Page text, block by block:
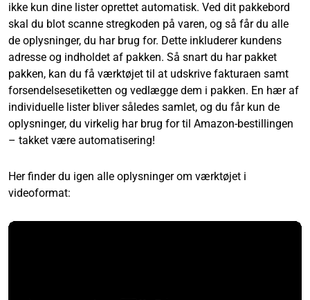
ikke kun dine lister oprettet automatisk. Ved dit pakkebord
skal du blot scanne stregkoden på varen, og så får du alle
de oplysninger, du har brug for. Dette inkluderer kundens
adresse og indholdet af pakken. Så snart du har pakket
pakken, kan du få værktøjet til at udskrive fakturaen samt
forsendelsesetiketten og vedlægge dem i pakken. En hær af
individuelle lister bliver således samlet, og du får kun de
oplysninger, du virkelig har brug for til Amazon-bestillingen
– takket være automatisering!
Her finder du igen alle oplysninger om værktøjet i
videoformat: